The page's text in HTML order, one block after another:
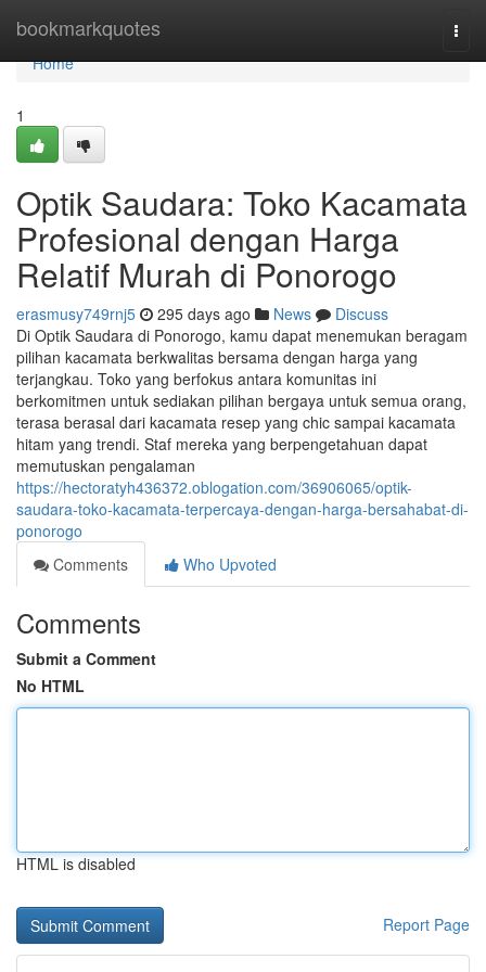
bookmarkquotes
Home
Home
1
Optik Saudara: Toko Kacamata
Profesional dengan Harga
Relatif Murah di Ponorogo
erasmusy749rnj5 295 days ago News
Discuss
Di Optik Saudara di Ponorogo, kamu dapat menemukan beragam
pilihan kacamata berkwalitas bersama dengan harga yang
terjangkau. Toko yang berfokus antara komunitas ini
berkomitmen untuk sediakan pilihan bergaya untuk semua orang,
terasa berasal dari kacamata resep yang chic sampai kacamata
hitam yang trendi. Staf mereka yang berpengetahuan dapat
memutuskan pengalaman
https://hectoratyh436372.oblogation.com/36906065/optik-
saudara-toko-kacamata-terpercaya-dengan-harga-bersahabat-di-
ponorogo
Comments
Who Upvoted
Comments
Submit a Comment
No HTML
HTML is disabled
Report Page